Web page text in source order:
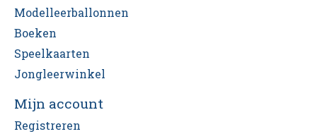
Modelleerballonnen
Boeken
Speelkaarten
Jongleerwinkel
Mijn account
Registreren